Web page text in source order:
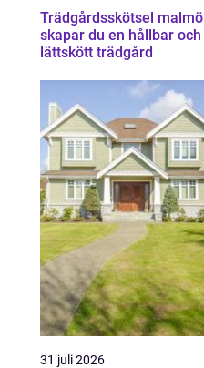
Trädgårdsskötsel malmö så
skapar du en hållbar och
lättskött trädgård
31 juli 2026